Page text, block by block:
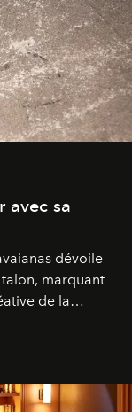
avec sa
dévoile
talon, marquant
de la